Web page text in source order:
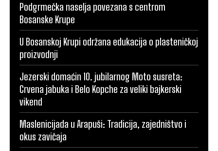
Podgrmečka naselja povezana s centrom
Bosanske Krupe
U Bosanskoj Krupi održana edukacija o plasteničkoj
proizvodnji
Jezerski domaćin 10. jubilarnog Moto susreta:
Crvena jabuka i Belo Kopche za veliki bajkerski
vikend
Maslenicijada u Arapuši: Tradicija, zajedništvo i
okus zavičaja